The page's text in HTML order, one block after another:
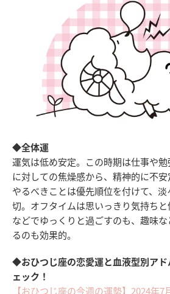
◆全体運
運気は低め安定。この時期は仕事や
に対しての焦燥感から、精神的に不安
やるべきことは優先順位を付けて、
切。オフタイムは思いっきり気持ち
などでゆっくりと過ごすのも、趣味
るのも効果的。
◆おひつじ座の恋愛運と血液型別アド
ェック！
【おひつじ座の今週の運勢】2024年7